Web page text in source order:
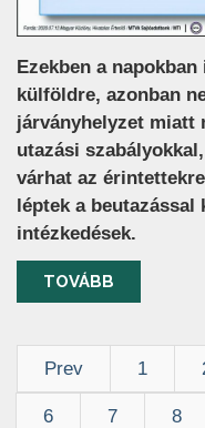
Ezekben a
külföldre, azonban
járványhelyzet miatt
utazási
várhat az
léptek a
intézkedések.
TOVÁBB
Prev 1
6 7 8